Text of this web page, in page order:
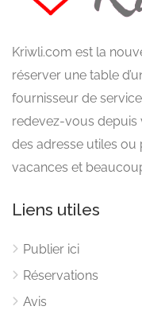
Kriwli.com est la
réserver une table
fournisseur de
redevez-vous depuis
des adresse utiles ou
vacances et
Liens utiles
Publier ici
Réservations
Avis